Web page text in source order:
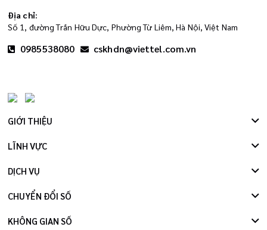
Địa chỉ:
Số 1, đường Trần Hữu Dực, Phường Từ Liêm, Hà Nội, Việt Nam
0985538080 cskhdn@viettel.com.vn
GIỚI THIỆU
LĨNH VỰC
DỊCH VỤ
CHUYỂN ĐỔI SỐ
KHÔNG GIAN SỐ